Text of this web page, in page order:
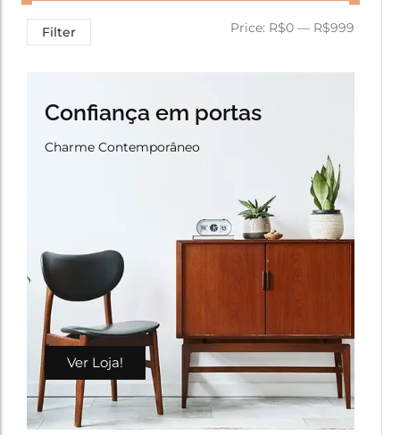
Filter Price: R$0 — R$999
Confiança em portas
Charme Contemporâneo
Ver Loja!